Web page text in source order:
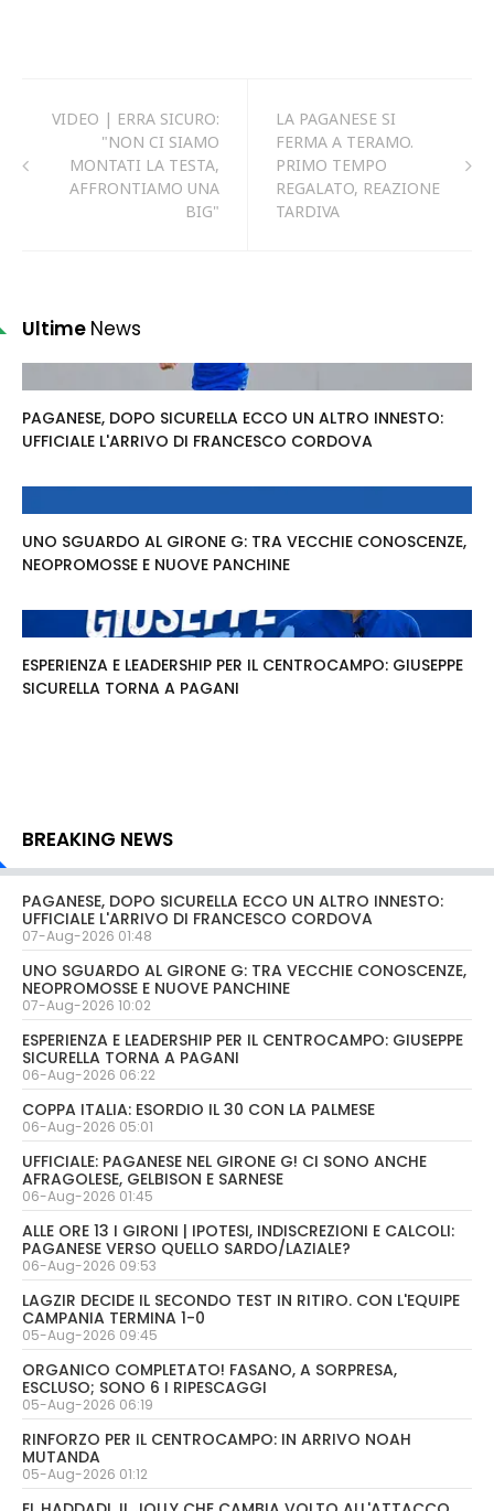
VIDEO | ERRA SICURO:
"NON CI SIAMO
MONTATI LA TESTA,
AFFRONTIAMO UNA
BIG"
LA PAGANESE SI
FERMA A TERAMO.
PRIMO TEMPO
REGALATO, REAZIONE
TARDIVA
Ultime News
PAGANESE, DOPO SICURELLA ECCO UN ALTRO INNESTO:
UFFICIALE L'ARRIVO DI FRANCESCO CORDOVA
UNO SGUARDO AL GIRONE G: TRA VECCHIE CONOSCENZE,
NEOPROMOSSE E NUOVE PANCHINE
ESPERIENZA E LEADERSHIP PER IL CENTROCAMPO: GIUSEPPE
SICURELLA TORNA A PAGANI
BREAKING NEWS
PAGANESE, DOPO SICURELLA ECCO UN ALTRO INNESTO:
UFFICIALE L'ARRIVO DI FRANCESCO CORDOVA
07-Aug-2026 01:48
UNO SGUARDO AL GIRONE G: TRA VECCHIE CONOSCENZE,
NEOPROMOSSE E NUOVE PANCHINE
07-Aug-2026 10:02
ESPERIENZA E LEADERSHIP PER IL CENTROCAMPO: GIUSEPPE
SICURELLA TORNA A PAGANI
06-Aug-2026 06:22
COPPA ITALIA: ESORDIO IL 30 CON LA PALMESE
06-Aug-2026 05:01
UFFICIALE: PAGANESE NEL GIRONE G! CI SONO ANCHE
AFRAGOLESE, GELBISON E SARNESE
06-Aug-2026 01:45
ALLE ORE 13 I GIRONI | IPOTESI, INDISCREZIONI E CALCOLI:
PAGANESE VERSO QUELLO SARDO/LAZIALE?
06-Aug-2026 09:53
LAGZIR DECIDE IL SECONDO TEST IN RITIRO. CON L'EQUIPE
CAMPANIA TERMINA 1-0
05-Aug-2026 09:45
ORGANICO COMPLETATO! FASANO, A SORPRESA,
ESCLUSO; SONO 6 I RIPESCAGGI
05-Aug-2026 06:19
RINFORZO PER IL CENTROCAMPO: IN ARRIVO NOAH
MUTANDA
05-Aug-2026 01:12